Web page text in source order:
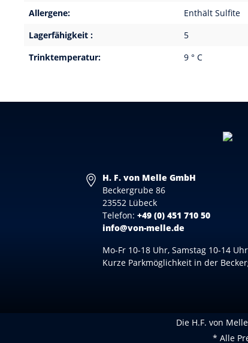
Allergene:
Enthält Sulfite
Lagerfähigkeit :
5
Trinktemperatur:
9 ° C
H. F. von Melle GmbH
Beckergrube 86
23552 Lübeck
Telefon:+49 (0) 451 710 50
info@von-melle.de
Mo-Fr 10-18 Uhr, Samstag 10-14 Uhr
Kurze Parkmöglichkeit in der
Die H.F. von
* Alle